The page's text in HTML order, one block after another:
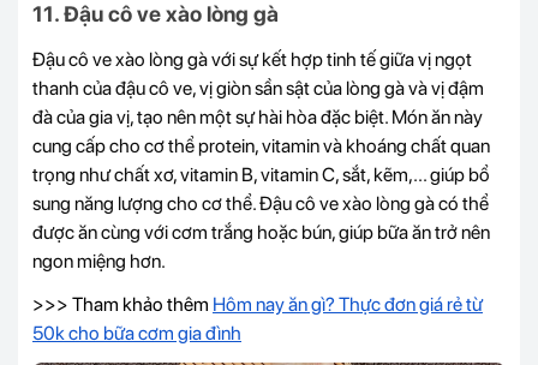
11. Đậu cô ve xào lòng gà
Đậu cô ve xào lòng gà với sự kết hợp tinh tế giữa vị ngọt
thanh của đậu cô ve, vị giòn sần sật của lòng gà và vị đậm
đà của gia vị, tạo nên một sự hài hòa đặc biệt. Món ăn này
cung cấp cho cơ thể protein, vitamin và khoáng chất quan
trọng như chất xơ, vitamin B, vitamin C, sắt, kẽm,... giúp bổ
sung năng lượng cho cơ thể. Đậu cô ve xào lòng gà có thể
được ăn cùng với cơm trắng hoặc bún, giúp bữa ăn trở nên
ngon miệng hơn.
>>> Tham khảo thêm Hôm nay ăn gì? Thực đơn giá rẻ từ
50k cho bữa cơm gia đình